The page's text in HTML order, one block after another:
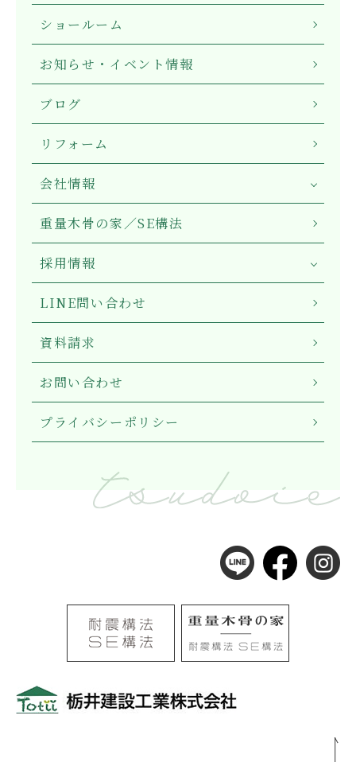
ショールーム
お知らせ・イベント情報
ブログ
リフォーム
会社情報
重量木骨の家／SE構法
採用情報
LINE問い合わせ
資料請求
お問い合わせ
プライバシーポリシー